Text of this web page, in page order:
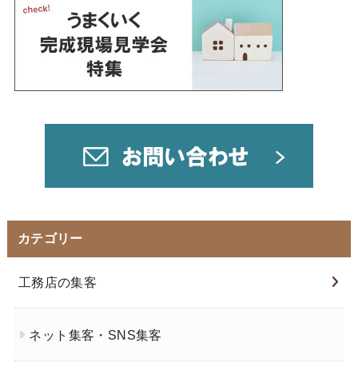
カテゴリー
工務店の集客
ネット集客・SNS集客